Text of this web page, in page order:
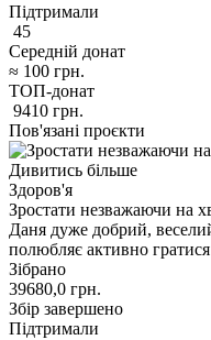
Підтримали
45
Середній донат
≈ 100 грн.
ТОП-донат
9410 грн.
Пов'язані проєкти
Дивитись більше
Здоров'я
Зростати незважаючи на
Даня дуже добрий,
полюбляє активно
Зібрано
39680,0 грн.
Збір завершено
Підтримали